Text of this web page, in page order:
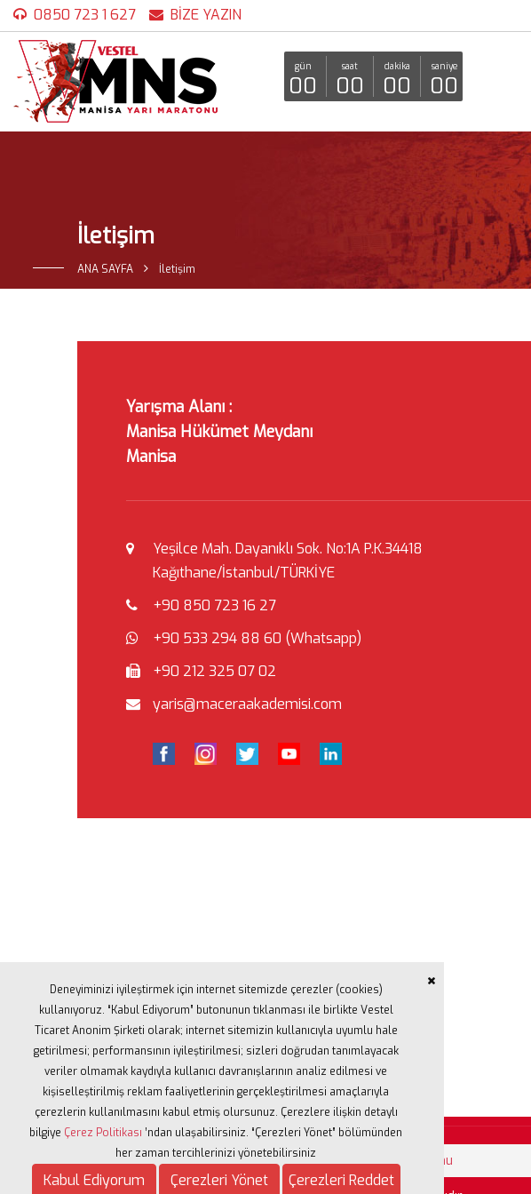
0850 723 1 627 BİZE YAZIN
gün
00
saat
00
dakika
00
saniye
00
İletişim
ANA SAYFA İletişim
Yarışma Alanı :
Manisa Hükümet Meydanı
Manisa
Yeşilce Mah. Dayanıklı Sok. No:1A P.K.34418
Kağıthane/İstanbul/TÜRKİYE
+90 850 723 16 27
+90 533 294 88 60 (Whatsapp)
+90 212 325 07 02
yaris@maceraakademisi.com
Manisa Yarı Maratonu bir MCR RaceSetter organizasyonudur.
Aydınlatma Metni | Çerez Politikası |Veri Sahibi Başvuru Formu
Deneyiminizi iyileştirmek için internet sitemizde çerezler (cookies)
kullanıyoruz. “Kabul Ediyorum” butonunun tıklanması ile birlikte Vestel
Ticaret Anonim Şirketi olarak; internet sitemizin kullanıcıyla uyumlu hale
getirilmesi; performansının iyileştirilmesi; sizleri doğrudan tanımlayacak
veriler olmamak kaydıyla kullanıcı davranışlarının analiz edilmesi ve
kişiselleştirilmiş reklam faaliyetlerinin gerçekleştirilmesi amaçlarıyla
çerezlerin kullanılmasını kabul etmiş olursunuz. Çerezlere ilişkin detaylı
bilgiye Çerez Politikası ’ndan ulaşabilirsiniz. “Çerezleri Yönet” bölümünden
her zaman tercihlerinizi yönetebilirsiniz
Kabul Ediyorum Çerezleri Yönet Çerezleri Reddet